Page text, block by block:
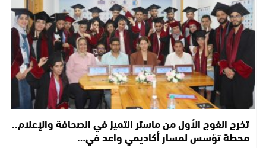
تخرج الفوج الأول من ماستر التميز في الصحافة والإعلام..
محطة تؤسس لمسار أكاديمي واعد في…